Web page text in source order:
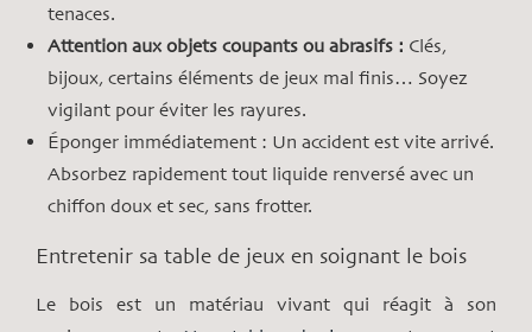
tenaces.
Attention aux objets coupants ou abrasifs : Clés,
bijoux, certains éléments de jeux mal finis… Soyez
vigilant pour éviter les rayures.
Éponger immédiatement : Un accident est vite arrivé.
Absorbez rapidement tout liquide renversé avec un
chiffon doux et sec, sans frotter.
Entretenir sa table de jeux en soignant le bois
Le bois est un matériau vivant qui réagit à son